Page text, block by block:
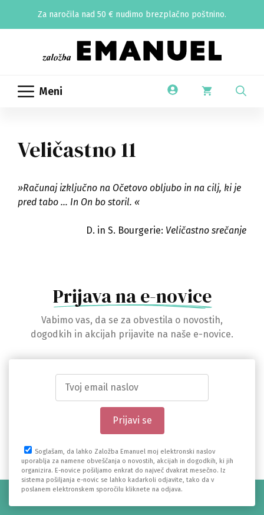
Za naročila nad 50 € nudimo brezplačno poštnino.
Meni
Veličastno 11
»Računaj izključno na Očetovo obljubo in na cilj, ki je
pred tabo … In On bo storil. «
D. in S. Bourgerie: Veličastno srečanje
Prijava na e-novice
Vabimo vas, da se za obvestila o novostih,
dogodkih in akcijah prijavite na naše e-novice.
Soglašam, da lahko Založba Emanuel moj elektronski naslov
uporablja za namene obveščanja o novostih, akcijah in dogodkih, ki jih
organizira. E-novice pošiljamo enkrat do največ dvakrat mesečno. Iz
sistema pošiljanja e-novic se lahko kadarkoli odjavite, tako da v
poslanem elektronskem sporočilu kliknete na odjava.